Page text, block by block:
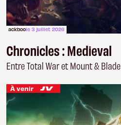
ackboole 3 juillet 2026
Chronicles : Medieval
Entre Total War et Mount & Blade
À venir